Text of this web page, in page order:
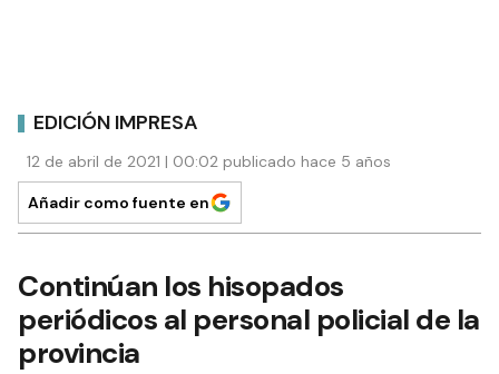
EDICIÓN IMPRESA
12 de abril de 2021 | 00:02 publicado hace 5 años
Añadir como fuente en
Continúan los hisopados
periódicos al personal policial de la
provincia